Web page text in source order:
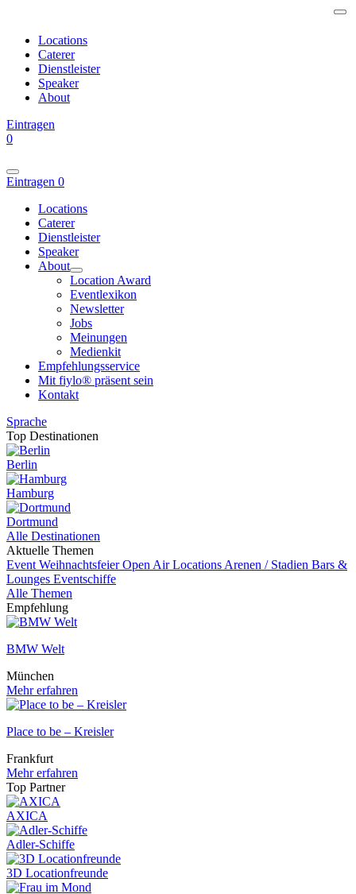
Locations
Caterer
Dienstleister
Speaker
About
Eintragen
0
Eintragen 0
Locations
Caterer
Dienstleister
Speaker
About
Location Award
Eventlexikon
Newsletter
Jobs
Meinungen
Medienkit
Empfehlungsservice
Mit fiylo® präsent sein
Kontakt
Sprache
Top Destinationen
Berlin
Hamburg
Dortmund
Alle Destinationen
Aktuelle Themen
Event WeihnachtsfeierOpen Air Locations Arenen / Stadien Bars &
Lounges Eventschiffe
Alle Themen
Empfehlung
BMW Welt
München
Mehr erfahren
Place to be – Kreisler
Frankfurt
Mehr erfahren
Top Partner
AXICA
Adler-Schiffe
3D Locationfreunde